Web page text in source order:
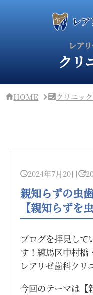
ク
レア
クリ
HOME クリニッ
2024年7月20日
親知らずの虫
【親知らずを
ブログを拝見して
す！練馬区中村橋
レアリゼ歯科クリ
今回のテーマは【